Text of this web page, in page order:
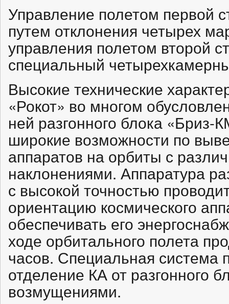
Управление полетом первой
путем отклонения четырех
управления полетом второй
специальный
Высокие технические
«Рокот» во многом
ней разгонного блока «Бриз-
широкие возможности по
аппаратов на орбиты с
наклонениями. Аппаратура
с высокой точностью
ориентацию космического
обеспечивать его
ходе орбитального полета
часов. Специальная система
отделение КА от разгонного
возмущениями.